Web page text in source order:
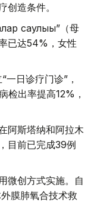
创造条件。
саулығы”（母
已达54%，女性
日诊疗门诊”，
检出率提高12%，
阿斯塔纳和阿拉木
目前已完成39例
微创方式实施。自
膜肺氧合技术救